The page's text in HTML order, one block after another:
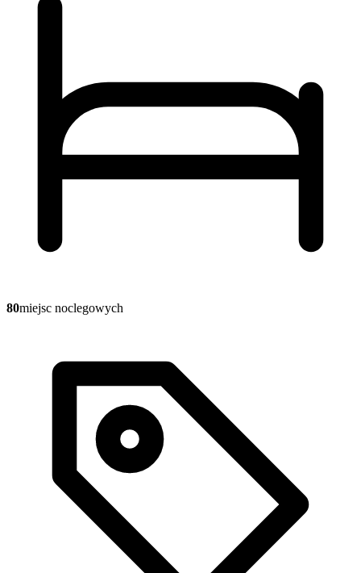
80miejsc noclegowych